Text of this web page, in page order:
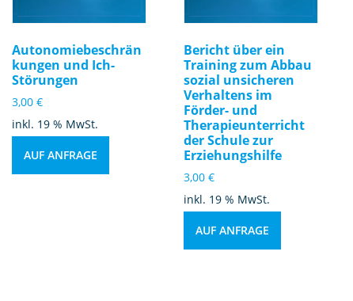
Autonomiebeschrän
kungen und Ich-
Störungen
3,00€
inkl. 19 % MwSt.
AUF ANFRAGE
Bericht über ein
Training zum Abbau
sozial unsicheren
Verhaltens im
Förder- und
Therapieunterricht
der Schule zur
Erziehungshilfe
3,00€
inkl. 19 % MwSt.
AUF ANFRAGE